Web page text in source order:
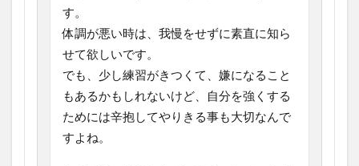
す。
体調が悪い時は、我慢をせずに素直に知ら
せて欲しいです。
でも、少し練習がきつくて、嫌になること
もあるかもしれないけど、自分を強くする
ためには辛抱してやりきる事も大切なんで
すよね。